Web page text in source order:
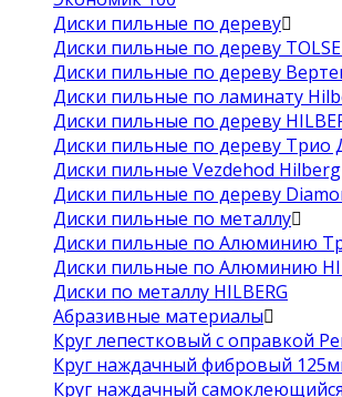
Диски пильные по дереву
Диски пильные по дереву
Диски пильные по дереву
Диски пильные по ламинату
Диски пильные по дереву
Диски пильные по дереву Трио
Диски пильные Vezdehod Hilberg
Диски пильные по дереву
Диски пильные по металлу
Диски пильные по Алюминию
Диски пильные по Алюминию
Диски по металлу HILBERG
Абразивные материалы
Круг лепестковый с оправкой
Круг наждачный фибровый
Круг наждачный